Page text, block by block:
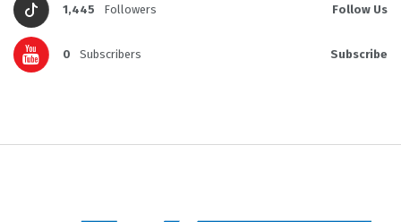
1,445 Followers Follow Us
0 Subscribers Subscribe